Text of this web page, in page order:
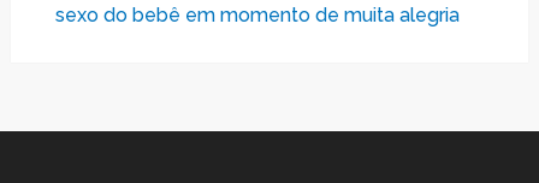
sexo do bebê em momento de muita alegria